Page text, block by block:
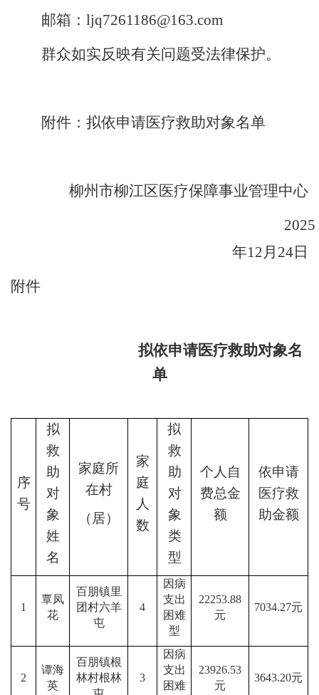
邮箱： ljq7261186@163.com
群众如实反映有关问题受法律保护。
附件：拟依申请医疗救助对象名单
柳州市柳江区医疗保障事业管理中心
2025
年12月 24日
附件
拟依申请医疗救助对象名
单
序
号
拟
救
助
对
象
姓
名
家庭所
在村
（居）
家
庭
人
数
拟
救
助
对
象
类
型
个人自
费总金
额
依申请
医疗救
助金额
1
覃凤
花
百朋镇里
团村六羊
屯
4
因病
支出
困难
型
22253.88
元
7034.27元
2
谭海
英
百朋镇根
林村根林
3
因病
支出
困难
23926.53
元
3643.20元